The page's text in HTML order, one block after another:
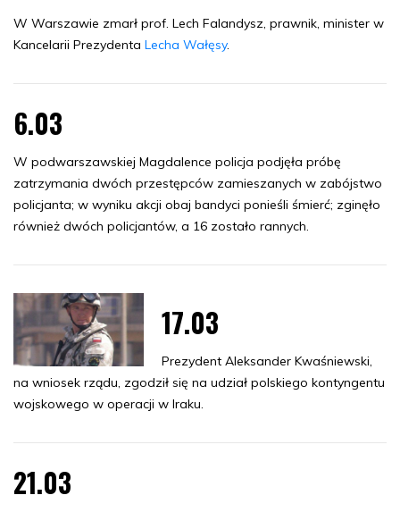
W Warszawie zmarł prof. Lech Falandysz, prawnik, minister w
Kancelarii Prezydenta Lecha Wałęsy.
6.03
W podwarszawskiej Magdalence policja podjęła próbę
zatrzymania dwóch przestępców zamieszanych w zabójstwo
policjanta; w wyniku akcji obaj bandyci ponieśli śmierć; zginęło
również dwóch policjantów, a 16 zostało rannych.
17.03
Prezydent Aleksander Kwaśniewski,
na wniosek rządu, zgodził się na udział polskiego kontyngentu
wojskowego w operacji w Iraku.
21.03